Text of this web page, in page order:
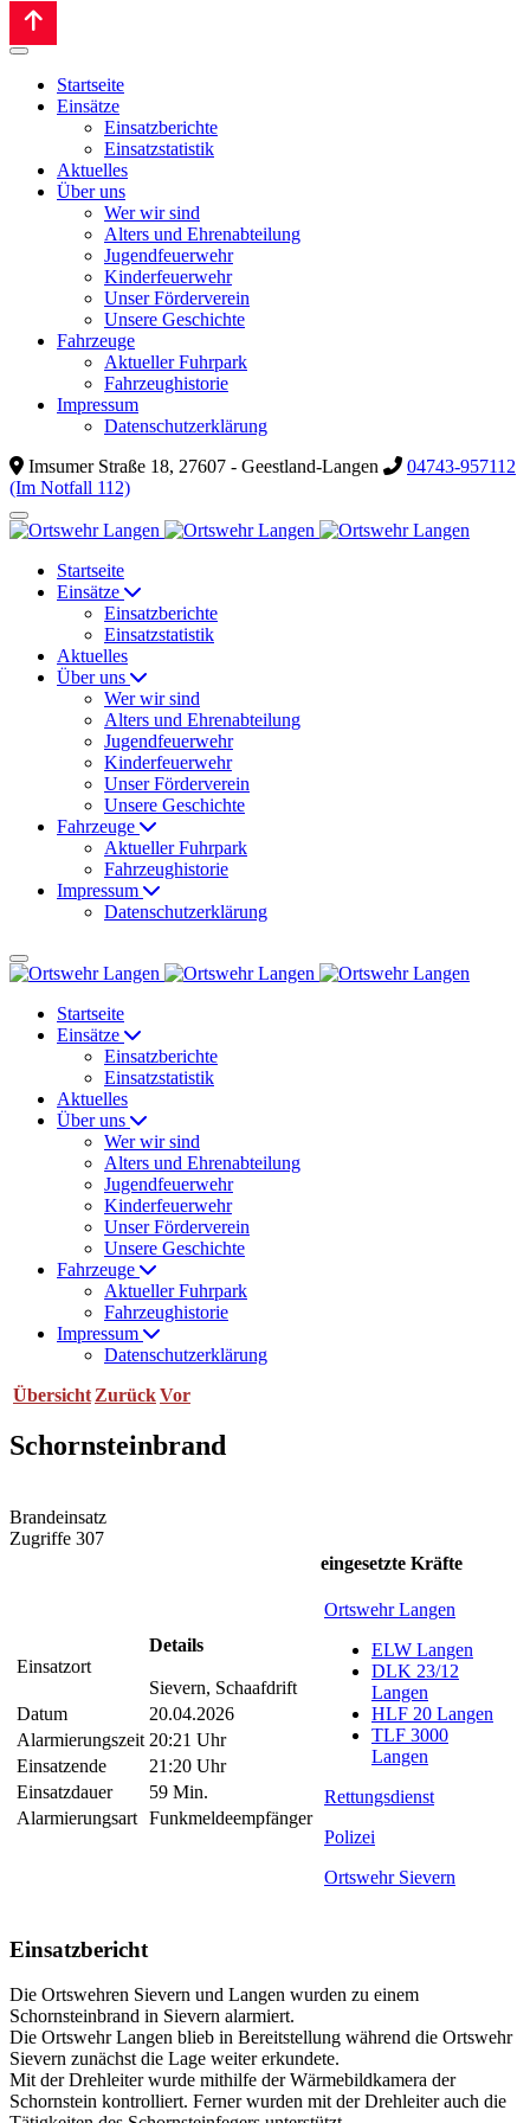
Startseite
Einsätze
Einsatzberichte
Einsatzstatistik
Aktuelles
Über uns
Wer wir sind
Alters und Ehrenabteilung
Jugendfeuerwehr
Kinderfeuerwehr
Unser Förderverein
Unsere Geschichte
Fahrzeuge
Aktueller Fuhrpark
Fahrzeughistorie
Impressum
Datenschutzerklärung
Imsumer Straße 18, 27607 - Geestland-Langen
04743-957112
(Im Notfall 112)
Startseite
Einsätze
Einsatzberichte
Einsatzstatistik
Aktuelles
Über uns
Wer wir sind
Alters und Ehrenabteilung
Jugendfeuerwehr
Kinderfeuerwehr
Unser Förderverein
Unsere Geschichte
Fahrzeuge
Aktueller Fuhrpark
Fahrzeughistorie
Impressum
Datenschutzerklärung
Startseite
Einsätze
Einsatzberichte
Einsatzstatistik
Aktuelles
Über uns
Wer wir sind
Alters und Ehrenabteilung
Jugendfeuerwehr
Kinderfeuerwehr
Unser Förderverein
Unsere Geschichte
Fahrzeuge
Aktueller Fuhrpark
Fahrzeughistorie
Impressum
Datenschutzerklärung
Übersicht ZurückVor
Schornsteinbrand
Brandeinsatz
Zugriffe 307
Einsatzort
Details
Sievern, Schaafdrift
Datum
20.04.2026
Alarmierungszeit 20:21 Uhr
Einsatzende
21:20 Uhr
Einsatzdauer
59 Min.
Alarmierungsart Funkmeldeempfänger
eingesetzte Kräfte
Ortswehr Langen
ELW Langen
DLK 23/12
Langen
HLF 20 Langen
TLF 3000
Langen
Rettungsdienst
Polizei
Ortswehr Sievern
Einsatzbericht
Die Ortswehren Sievern und Langen wurden zu einem
Schornsteinbrand in Sievern alarmiert.
Die Ortswehr Langen blieb in Bereitstellung während die Ortswehr
Sievern zunächst die Lage weiter erkundete.
Mit der Drehleiter wurde mithilfe der Wärmebildkamera der
Schornstein kontrolliert. Ferner wurden mit der Drehleiter auch die